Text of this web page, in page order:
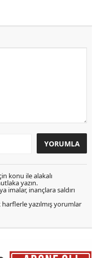
konu ile alakalı
yazın.
imalar, inançlara saldırı
yazılmış yorumlar